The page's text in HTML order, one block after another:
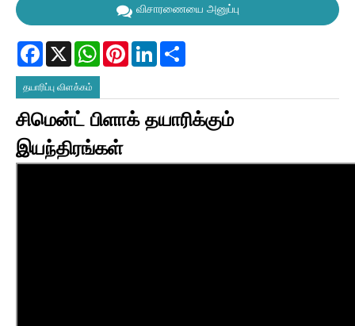
விசாரணையை அனுப்பு
Facebook
X WhatsAppPinterestLinkedIn
தயாரிப்பு விளக்கம்
சிமென்ட் பிளாக் தயாரிக்கும்
இயந்திரங்கள்